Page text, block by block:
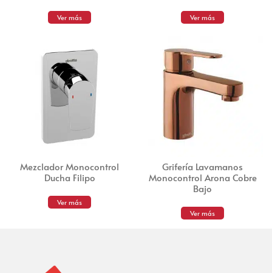
Ver más Ver más
Mezclador Monocontrol
Ducha Filipo
Ver más
Grifería Lavamanos
Monocontrol Arona Cobre
Bajo
Ver más